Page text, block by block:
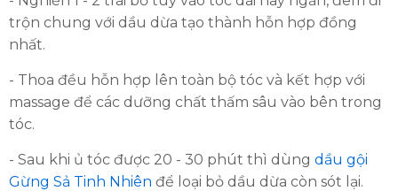
trộn chung với dầu dừa tạo thành hỗn hợp đồng
nhất.
- Thoa đều hỗn hợp lên toàn bộ tóc và kết hợp với
massage để các dưỡng chất thấm sâu vào bên trong
tóc.
- Sau khi ủ tóc được 20 - 30 phút thì dùng dầu gội
Gừng Sả Tinh Nhiên để loại bỏ dầu dừa còn sót lại.